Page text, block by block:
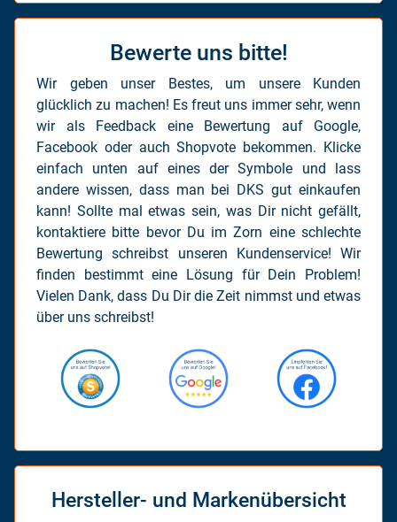
Bewerte uns bitte!
Wir geben unser Bestes, um unsere Kunden
glücklich zu machen! Es freut uns immer sehr, wenn
wir als Feedback eine Bewertung auf Google,
Facebook oder auch Shopvote bekommen. Klicke
einfach unten auf eines der Symbole und lass
andere wissen, dass man bei DKS gut einkaufen
kann! Sollte mal etwas sein, was Dir nicht gefällt,
kontaktiere bitte bevor Du im Zorn eine schlechte
Bewertung schreibst unseren Kundenservice! Wir
finden bestimmt eine Lösung für Dein Problem!
Vielen Dank, dass Du Dir die Zeit nimmst und etwas
über uns schreibst!
Hersteller- und Markenübersicht